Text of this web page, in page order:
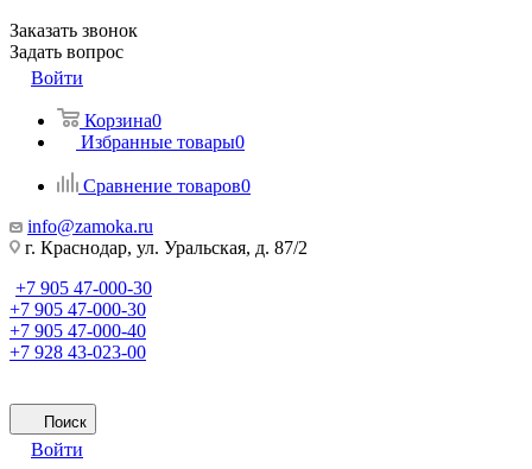
Заказать звонок
Задать вопрос
Войти
Корзина0
Избранные товары0
Сравнение товаров0
info@zamoka.ru
г. Краснодар, ул. Уральская, д. 87/2
+7 905 47-000-30
+7 905 47-000-30
+7 905 47-000-40
+7 928 43-023-00
Поиск
Войти